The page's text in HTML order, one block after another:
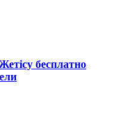
бесплатно